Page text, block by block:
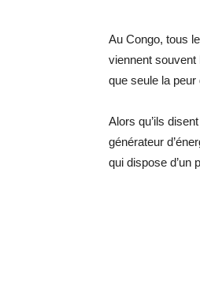
Au Congo, tous
viennent souvent
que seule la peur
Alors qu’ils
générateur
qui dispose d’un